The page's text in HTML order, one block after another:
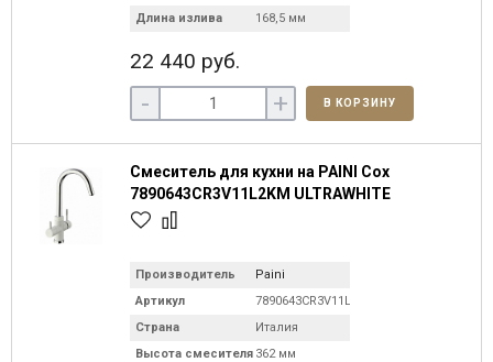
Длина излива
168,5 мм
22 440 руб.
- + В КОРЗИНУ
Смеситель для кухни на PAINI Cox
7890643CR3V11L2KM ULTRAWHITE
Производитель
Paini
Артикул
7890643CR3V11L2KM
Страна
Италия
Высота смесителя 362 мм